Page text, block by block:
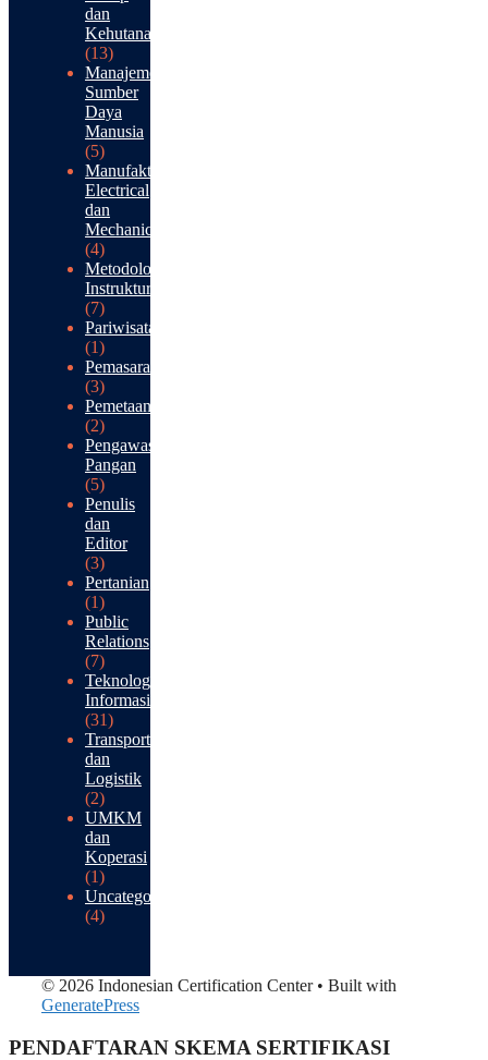
dan
Kehutanan
(13)
Manajemen
Sumber
Daya
Manusia
(5)
Manufaktur:
Electrical
dan
Mechanical
(4)
Metodologi
Instruktur
(7)
Pariwisata
(1)
Pemasaran
(3)
Pemetaan
(2)
Pengawasan
Pangan
(5)
Penulis
dan
Editor
(3)
Pertanian
(1)
Public
Relations
(7)
Teknologi
Informasi
(31)
Transportasi
dan
Logistik
(2)
UMKM
dan
Koperasi
(1)
Uncategorized
(4)
© 2026 Indonesian Certification Center• Built with
GeneratePress
PENDAFTARAN SKEMA SERTIFIKASI​